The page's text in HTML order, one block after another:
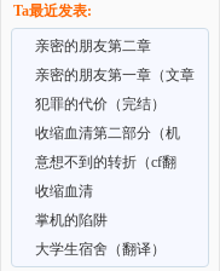
Ta最近发表:
亲密的朋友第二章
亲密的朋友第一章（文章
比较素）
犯罪的代价（完结）
收缩血清第二部分（机
翻）
意想不到的转折（cf翻
译）更新到第三章
收缩血清
掌机的陷阱
大学生宿舍（翻译）